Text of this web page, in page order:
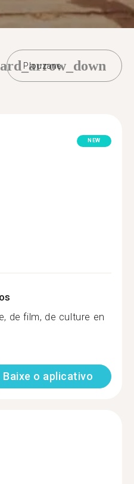
Plouzane
NEW
de film, de culture en
Baixe o aplicativo